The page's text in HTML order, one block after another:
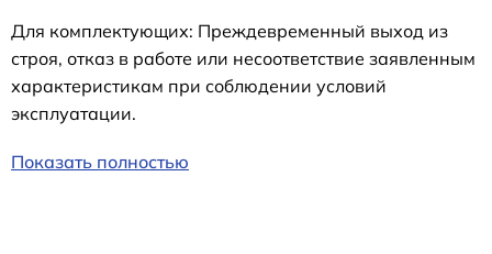
Для комплектующих: Преждевременный выход из
строя, отказ в работе или несоответствие заявленным
характеристикам при соблюдении условий
эксплуатации.
Показать полностью